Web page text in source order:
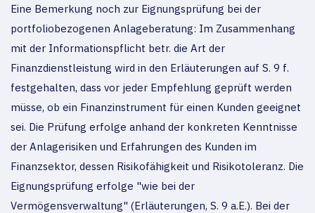
Eine Bemerkung noch zur Eignungsprüfung bei der
portfoliobezogenen Anlageberatung: Im Zusammenhang
mit der Informationspflicht betr. die Art der
Finanzdienstleistung wird in den Erläuterungen auf S. 9 f.
festgehalten, dass vor jeder Empfehlung geprüft werden
müsse, ob ein Finanzinstrument für einen Kunden geeignet
sei. Die Prüfung erfolge anhand der konkreten Kenntnisse
der Anlagerisiken und Erfahrungen des Kunden im
Finanzsektor, dessen Risikofähigkeit und Risikotoleranz. Die
Eignungsprüfung erfolge "wie bei der
Vermögensverwaltung" (Erläuterungen, S. 9 a.E.). Bei der